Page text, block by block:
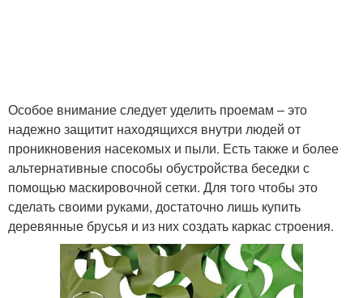
Особое внимание следует уделить проемам – это
надежно защитит находящихся внутри людей от
проникновения насекомых и пыли. Есть также и более
альтернативные способы обустройства беседки с
помощью маскировочной сетки. Для того чтобы это
сделать своими руками, достаточно лишь купить
деревянные брусья и из них создать каркас строения.